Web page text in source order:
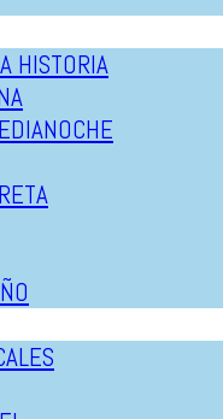
HISTORIA